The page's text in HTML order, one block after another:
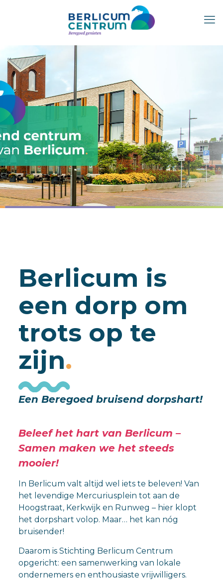
Berlicum is
een dorp om
trots op te
zijn
Een Beregoed bruisend dorpshart!
Beleef het hart van Berlicum –
Samen maken we het steeds
mooier!
In Berlicum valt altijd wel iets te beleven! Van
het levendige Mercuriusplein tot aan de
Hoogstraat, Kerkwijk en Runweg – hier klopt
het dorpshart volop. Maar… het kan nóg
bruisender!
Daarom is Stichting Berlicum Centrum
opgericht: een samenwerking van lokale
ondernemers en enthousiaste vrijwilligers.